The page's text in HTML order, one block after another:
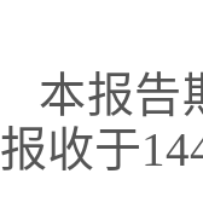
本报告
报收于